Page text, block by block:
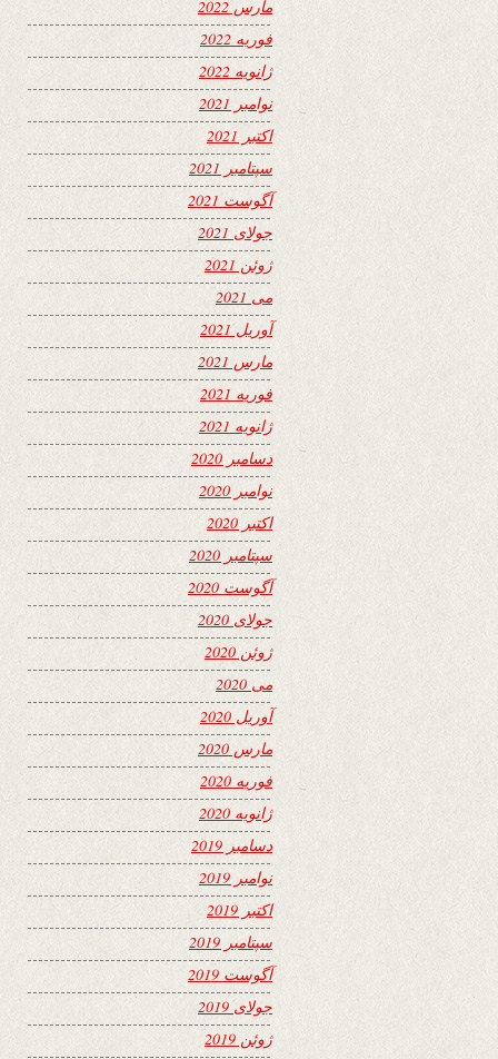
مارس 2022
فوریه 2022
ژانویه 2022
نوامبر 2021
اکتبر 2021
سپتامبر 2021
آگوست 2021
جولای 2021
ژوئن 2021
می 2021
آوریل 2021
مارس 2021
فوریه 2021
ژانویه 2021
دسامبر 2020
نوامبر 2020
اکتبر 2020
سپتامبر 2020
آگوست 2020
جولای 2020
ژوئن 2020
می 2020
آوریل 2020
مارس 2020
فوریه 2020
ژانویه 2020
دسامبر 2019
نوامبر 2019
اکتبر 2019
سپتامبر 2019
آگوست 2019
جولای 2019
ژوئن 2019